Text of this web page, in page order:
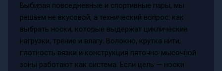
Выбирая повседневные и спортивные пары, мы
решаем не вкусовой, а технический вопрос: как
выбрать носки, которые выдержат циклические
нагрузки, трение и влагу. Волокно, крутка нити,
плотность вязки и конструкция пяточно-мысочной
зоны работают как система. Если цель — носки